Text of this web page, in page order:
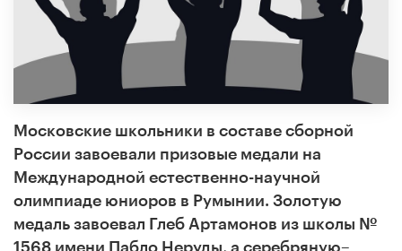
Московские школьники в составе сборной
России завоевали призовые медали на
Международной естественно-научной
олимпиаде юниоров в Румынии. Золотую
медаль завоевал Глеб Артамонов из школы №
1568 имени Пабло Неруды, а серебряную–